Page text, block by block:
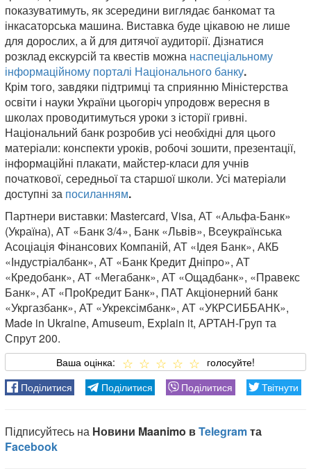
показуватимуть, як зсередини виглядає банкомат та
інкасаторська машина. Виставка буде цікавою не лише
для дорослих, а й для дитячої аудиторії. Дізнатися
розклад екскурсій та квестів можна наспеціальному
інформаційному порталі Національного банку.
Крім того, завдяки підтримці та сприянню Міністерства
освіти і науки України цьогоріч упродовж вересня в
школах проводитимуться уроки з історії гривні.
Національний банк розробив усі необхідні для цього
матеріали: конспекти уроків, робочі зошити, презентації,
інформаційні плакати, майстер-класи для учнів
початкової, середньої та старшої школи. Усі матеріали
доступні за посиланням.
Партнери виставки: Masterсard, Visa, АТ «Альфа-Банк»
(Україна), АТ «Банк 3/4», Банк «Львів», Всеукраїнська
Асоціація Фінансових Компаній, АТ «Ідея Банк», АКБ
«Індустріалбанк», АТ «Банк Кредит Дніпро», АТ
«Кредобанк», АТ «Мегабанк», АТ «Ощадбанк», «Правекс
Банк», АТ «ПроКредит Банк», ПАТ Акціонерний банк
«Укргазбанк», АТ «Укрексімбанк», АТ «УКРСИББАНК»,
Made in Ukraine, Amuseum, Explain it, АРТАН-Груп та
Спрут 200.